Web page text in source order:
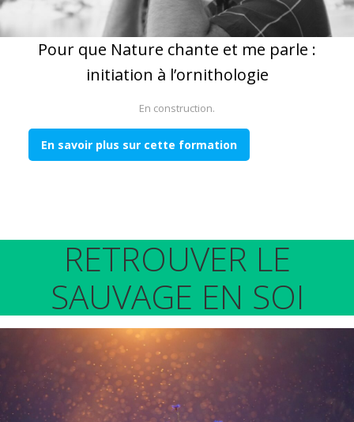
Pour que Nature chante et me parle :
initiation à l’ornithologie
En construction.
En savoir plus sur cette formation
RETROUVER LE
SAUVAGE EN SOI